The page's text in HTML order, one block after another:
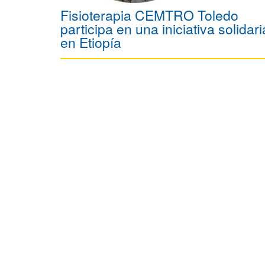
Fisioterapia CEMTRO Toledo
participa en una iniciativa
en Etiopía